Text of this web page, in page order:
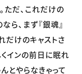
ただ、これだけの
ら、まず『銀魂』
だけのキャストさ
インの前日に眠れ
とやらなきゃって